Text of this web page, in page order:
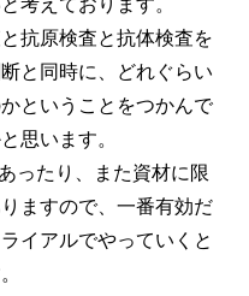
考えております。
抗原検査と抗体検査を
と同時に、どれぐらい
ということをつかんで
思います。
ったり、また資材に限
ますので、一番有効だ
イアルでやっていくと